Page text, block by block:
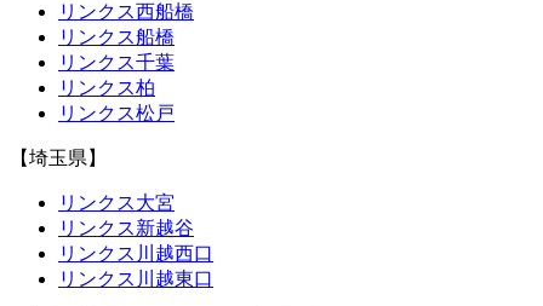
リンクス西船橋
リンクス船橋
リンクス千葉
リンクス柏
リンクス松戸
【埼玉県】
リンクス大宮
リンクス新越谷
リンクス川越西口
リンクス川越東口